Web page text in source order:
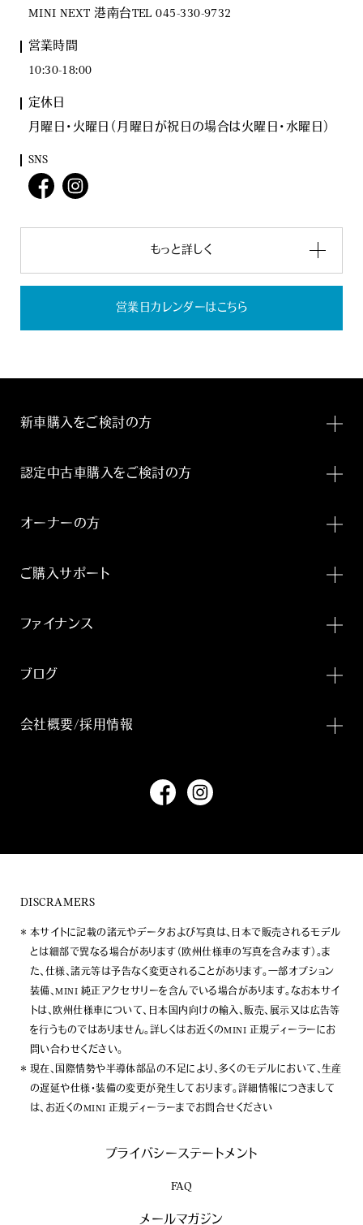
MINI NEXT 港南台TEL 045-330-9732
営業時間
10:30-18:00
定休日
月曜日･火曜日（月曜日が祝日の場合は火曜日･水曜日）
SNS
もっと詳しく
営業日カレンダーはこちら
新車購入をご検討の方
認定中古車購入をご検討の方
オーナーの方
ご購入サポート
ファイナンス
ブログ
会社概要/採用情報
DISCRAMERS
本サイトに記載の諸元やデータおよび写真は、日本で販売されるモデル
とは細部で異なる場合があります（欧州仕様車の写真を含みます）。ま
た、仕様、諸元等は予告なく変更されることがあります。一部オプション
装備、MINI 純正アクセサリーを含んでいる場合があります。なお本サイ
トは、欧州仕様車について、日本国内向けの輸入、販売、展示又は広告等
を行うものではありません。詳しくはお近くのMINI 正規ディーラーにお
問い合わせください。
現在、国際情勢や半導体部品の不足により、多くのモデルにおいて、生産
の遅延や仕様・装備の変更が発生しております。詳細情報につきまして
は、お近くのMINI 正規ディーラーまでお問合せください
プライバシーステートメント
FAQ
メールマガジン